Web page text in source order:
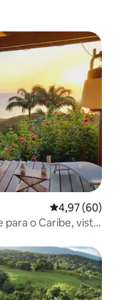
4,97 de uma
4,97 (60)
o Caribe, vista